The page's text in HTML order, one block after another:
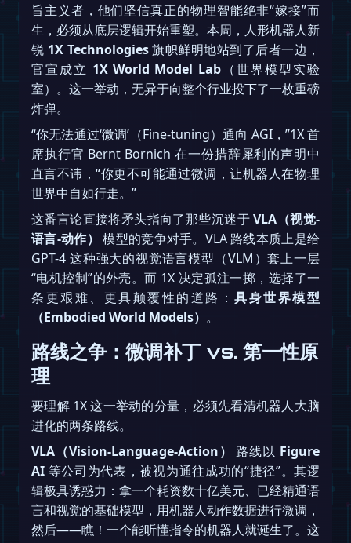
旨主义者，他们坚信真正的物理智能绝非“嫁接”而
生，必须从底层逻辑开始重塑。本周，人形机器人新
锐 1X Technologies旗帜鲜明地站到了后者一边，
官宣成立 1X World Model Lab（世界模型实验
室）。这一举动，无异于向整个行业投下了一枚重磅
炸弹。
“你无法通过‘微调’（Fine-tuning）通向 AGI，”1X 首
席执行官 Bernt Bornich 在一份措辞犀利的声明中
直言不讳，“你更不可能通过微调，让机器人在物理
世界中自如行走。”
这番言论直接将矛头指向了那些沉迷于VLA（视觉-
语言-动作） 模型的竞争对手。VLA 路线本质上是给
GPT-4 这种强大的视觉语言模型（VLM）套上一层
“电机控制”的外壳。而 1X 决定孤注一掷，选择了一
条更艰难、更具颠覆性的道路：具身世界模型
（Embodied World Models） 。
路线之争：微调补丁 vs. 第一性原
理
要理解 1X 这一举动的分量，必须先看清机器人大脑
进化的两条路线。
VLA（Vision-Language-Action）
路线以 Figure
AI 等公司为代表，被视为通往成功的“捷径”。其逻
辑极具诱惑力：拿一个耗资数十亿美元、已经精通语
言和视觉的基础模型，用机器人动作数据进行微调，
然后——瞧！一个能听懂指令的机器人就诞生了。这